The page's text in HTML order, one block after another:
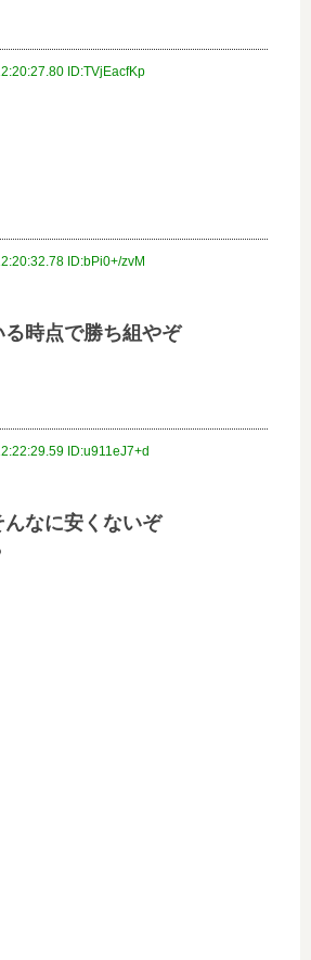
ID:TVjEacfKp
ID:bPi0+/zvM
時点で勝ち組やぞ
ID:u911eJ7+d
なに安くないぞ